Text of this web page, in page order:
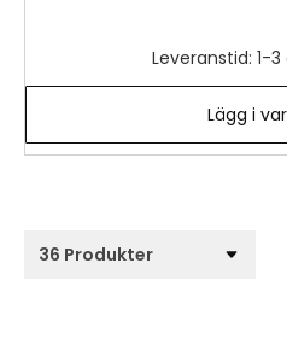
Leveranstid: 1-
Lägg i